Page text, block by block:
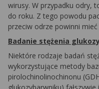
wirusy. W przypadku odry,
do roku. Z tego powodu
przeciw odrze powinni
Badanie stężenia
Niektóre rodzaje badań
wykorzystujące metody
pirolochinolinochinonu